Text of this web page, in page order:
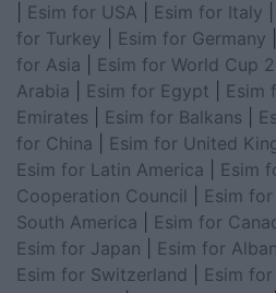
Esim for USA Esim for Italy
for Turkey
Esim for Germany
for Asia
Esim for World Cup
Arabia
Esim for Egypt
Esim
Emirates
Esim for Balkans
for China
Esim for United
Esim for Latin America
Esim
Cooperation Council
Esim
South America
Esim for
Esim for Japan
Esim for
Esim for Switzerland
Esim